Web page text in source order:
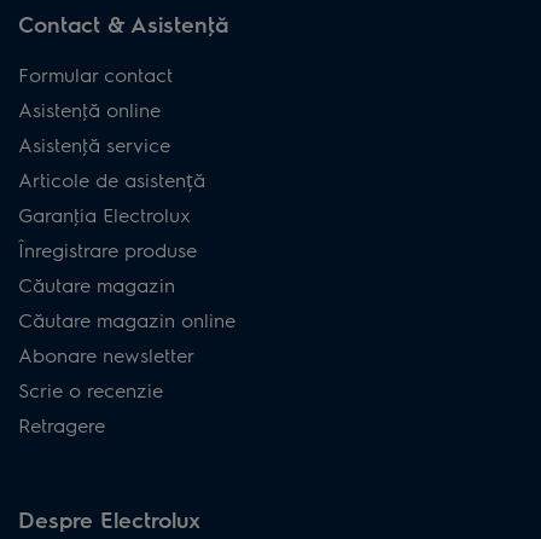
Contact & Asistenţă
Formular contact
Asistenţă online
Asistenţă service
Articole de asistență
Garanţia Electrolux
Înregistrare produse
Căutare magazin
Căutare magazin online
Abonare newsletter
Scrie o recenzie
Retragere
Despre Electrolux